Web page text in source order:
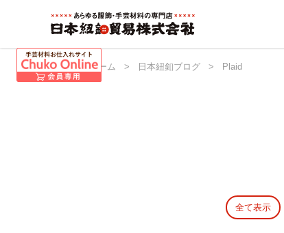
日本紐釦 ホーム > 日本紐釦ブログ > Plaid
全て表示